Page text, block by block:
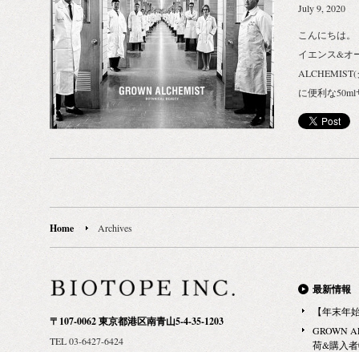
知らせ
July 9, 2020
こんにちは
イエンス&オ
に便利な
となったハ
アイテム各
合したジェ
いを守りなが
消毒用エタノ
ておりますの
ェル 500ml
Home Archives
〒107-0062 東京都港区南青山5-4-35-1203
TEL 03-6427-6424
最新情報
【年末年
GROWN
荷&購入